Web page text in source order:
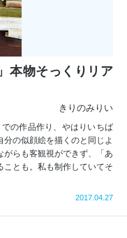
本物そっくりリア
きりのみりい
の作品作り、やはりいちば
の似顔絵を描くのと同じよ
がらも客観視ができず、「あ
とも。私も制作していてそ
2017.04.27